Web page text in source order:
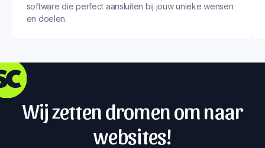
software die perfect aansluiten bij jouw unieke wensen
en doelen.
Wij zetten dromen om naar
websites!